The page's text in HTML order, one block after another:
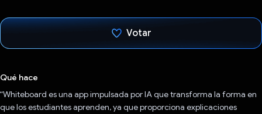
Votar
Qué hace
“Whiteboard es una app impulsada por IA que transforma la forma en
que los estudiantes aprenden, ya que proporciona explicaciones